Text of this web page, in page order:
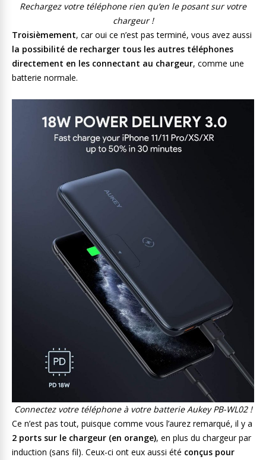
Rechargez votre téléphone rien qu’en le posant sur votre
chargeur !
Troisièmement, car oui ce n’est pas terminé, vous avez aussi
la possibilité de recharger tous les autres téléphones
directement en les connectant au chargeur, comme une
batterie normale.
Connectez votre téléphone à votre batterie Aukey PB-WL02 !
Ce n’est pas tout, puisque comme vous l’aurez remarqué, il y a
2 ports sur le chargeur (en orange), en plus du chargeur par
induction (sans fil). Ceux-ci ont eux aussi été conçus pour